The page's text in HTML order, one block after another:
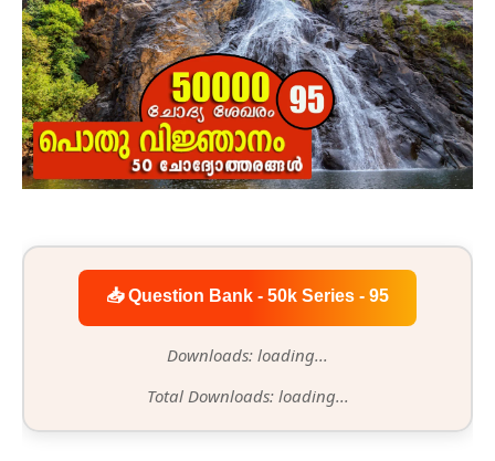
📥 Question Bank - 50k Series - 95
Downloads: loading...
Total Downloads: loading...